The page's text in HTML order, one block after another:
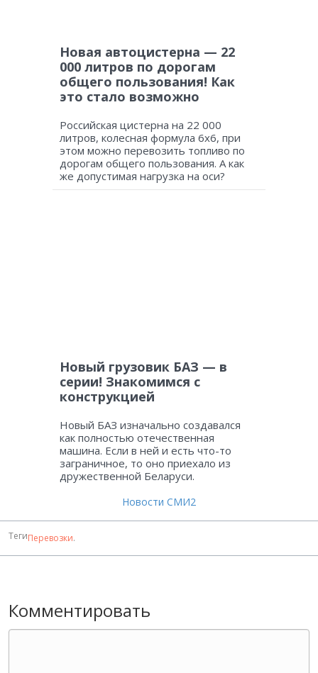
Новая автоцистерна — 22
000 литров по дорогам
общего пользования! Как
это стало возможно
Российская цистерна на 22 000
литров, колесная формула 6х6, при
этом можно перевозить топливо по
дорогам общего пользования. А как
же допустимая нагрузка на оси?
Новый грузовик БАЗ — в
серии! Знакомимся с
конструкцией
Новый БАЗ изначально создавался
как полностью отечественная
машина. Если в ней и есть что-то
заграничное, то оно приехало из
дружественной Беларуси.
Новости СМИ2
ТегиПеревозки.
Комментировать